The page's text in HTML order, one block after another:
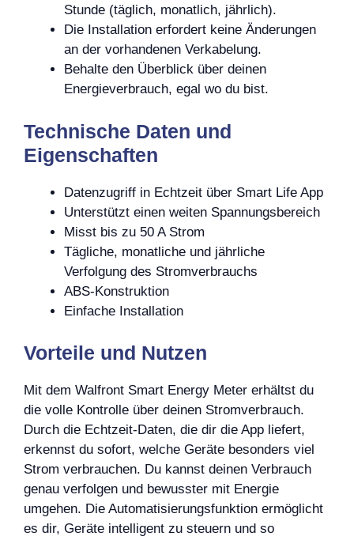
Stunde (täglich, monatlich, jährlich).
Die Installation erfordert keine Änderungen
an der vorhandenen Verkabelung.
Behalte den Überblick über deinen
Energieverbrauch, egal wo du bist.
Technische Daten und
Eigenschaften
Datenzugriff in Echtzeit über Smart Life App
Unterstützt einen weiten Spannungsbereich
Misst bis zu 50 A Strom
Tägliche, monatliche und jährliche
Verfolgung des Stromverbrauchs
ABS-Konstruktion
Einfache Installation
Vorteile und Nutzen
Mit dem Walfront Smart Energy Meter erhältst du
die volle Kontrolle über deinen Stromverbrauch.
Durch die Echtzeit-Daten, die dir die App liefert,
erkennst du sofort, welche Geräte besonders viel
Strom verbrauchen. Du kannst deinen Verbrauch
genau verfolgen und bewusster mit Energie
umgehen. Die Automatisierungsfunktion ermöglicht
es dir, Geräte intelligent zu steuern und so